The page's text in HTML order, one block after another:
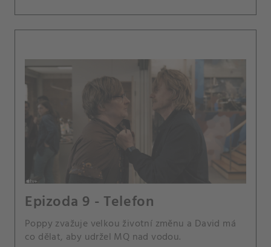
Epizoda 9 - Telefon
Poppy zvažuje velkou životní změnu a David má
co dělat, aby udržel MQ nad vodou.